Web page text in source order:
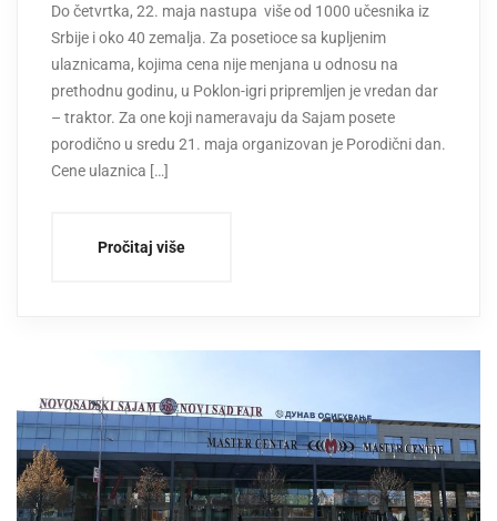
Do četvrtka, 22. maja nastupa više od 1000 učesnika iz
Srbije i oko 40 zemalja. Za posetioce sa kupljenim
ulaznicama, kojima cena nije menjana u odnosu na
prethodnu godinu, u Poklon-igri pripremljen je vredan dar
– traktor. Za one koji nameravaju da Sajam posete
porodično u sredu 21. maja organizovan je Porodični dan.
Cene ulaznica […]
Pročitaj više